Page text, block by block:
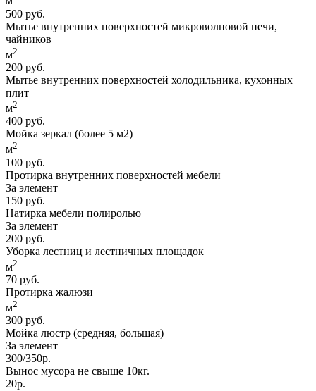
500 руб.
Мытье внутренних поверхностей микроволновой печи,
чайников
м2
200 руб.
Мытье внутренних поверхностей холодильника, кухонных
плит
м2
400 руб.
Мойка зеркал (более 5 м2)
м2
100 руб.
Протирка внутренних поверхностей мебели
За элемент
150 руб.
Натирка мебели полиролью
За элемент
200 руб.
Уборка лестниц и лестничных площадок
м2
70 руб.
Протирка жалюзи
м2
300 руб.
Мойка люстр (средняя, большая)
За элемент
300/350р.
Вынос мусора не свыше 10кг.
20р.